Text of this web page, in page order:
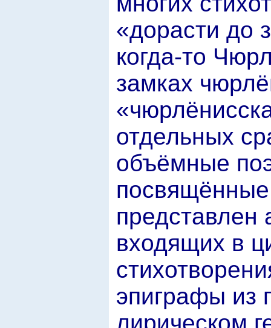
«дорасти до
когда-то
замках
отдельных
объёмные
представлен
входящих в
эпиграфы из
лирическом